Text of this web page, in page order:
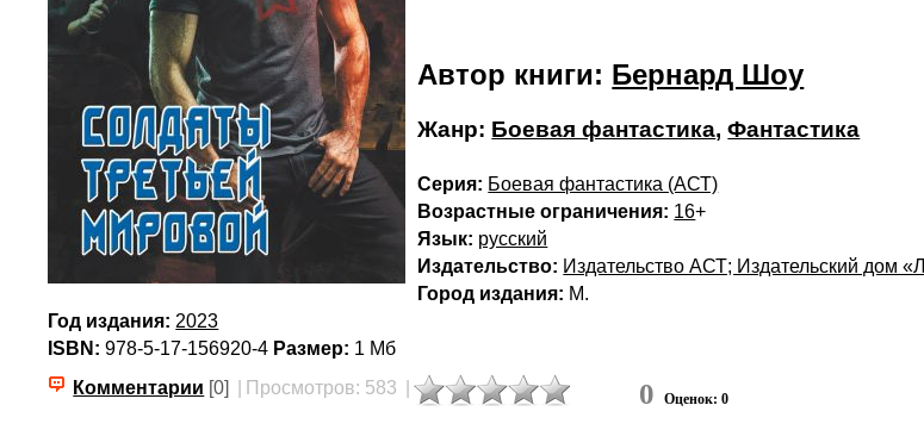
Автор книги: Бернард Шоу
Жанр: Боевая фантастика,Фантастика
Серия: Боевая фантастика (АСТ)
Возрастные ограничения: 16+
Язык: русский
Издательство: Издательство АСТ; Издательский дом
Город издания: М.
Год издания: 2023
ISBN: 978-5-17-156920-4 Размер: 1 Мб
Комментарии [0] Просмотров: 583 0 Оценок: 0